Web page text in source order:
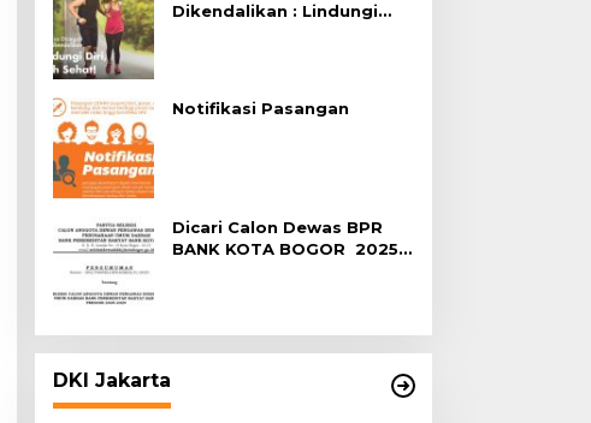
Dikendalikan : Lindungi
Notifikasi Pasangan
Dicari Calon Dewas BPR
BANK KOTA BOGOR 2025-
DKI Jakarta